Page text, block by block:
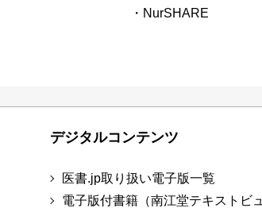
・NurSHARE
デジタルコンテンツ
医書.jp取り扱い電子版一覧
電子版付書籍（南江堂テキストビュ